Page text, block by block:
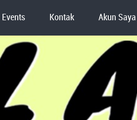
Events Kontak Akun Saya